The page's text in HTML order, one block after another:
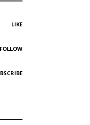
LIKE
FOLLOW